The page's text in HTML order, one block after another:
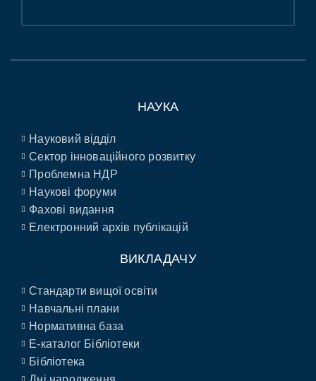
НАУКА
Науковий відділ
Сектор інноваційного розвитку
Проблемна НДР
Наукові форуми
Фахові видання
Електронний архів публікацій
ВИКЛАДАЧУ
Стандарти вищої освіти
Навчальні плани
Нормативна база
E-каталог Бібліотеки
Бібліотека